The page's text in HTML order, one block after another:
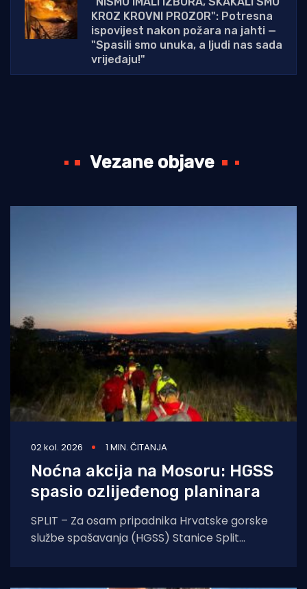
KROZ KROVNI PROZOR": Potresna
ispovijest nakon požara na jahti —
"Spasili smo unuka, a ljudi nas sada
vrijeđaju!"
Vezane objave
02 kol. 2026 1 MIN. ČITANJA
Noćna akcija na Mosoru: HGSS
spasio ozlijeđenog planinara
SPLIT – Za osam pripadnika Hrvatske gorske
službe spašavanja (HGSS) Stanice Split